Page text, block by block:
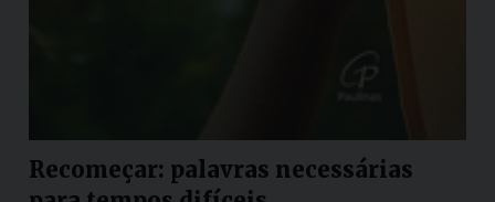
Recomeçar: palavras necessárias